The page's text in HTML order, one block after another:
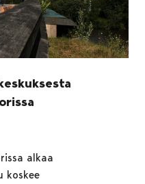
alkaa
koskee